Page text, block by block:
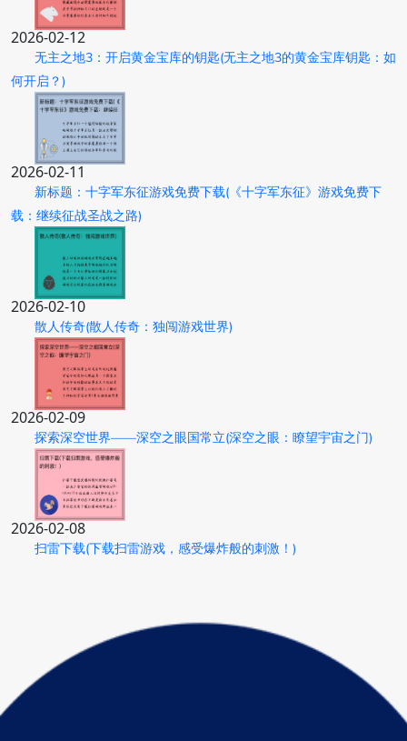
2026-02-12
无主之地3：开启黄金宝库的钥匙(无主之地3的黄金宝库钥匙：如
何开启？)
2026-02-11
新标题：十字军东征游戏免费下载(《十字军东征》游戏免费下
载：继续征战圣战之路)
2026-02-10
散人传奇(散人传奇：独闯游戏世界)
2026-02-09
探索深空世界——深空之眼国常立(深空之眼：瞭望宇宙之门)
2026-02-08
扫雷下载(下载扫雷游戏，感受爆炸般的刺激！)